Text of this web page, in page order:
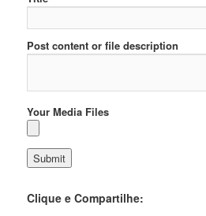
Post content or file description
Your Media Files
Clique e Compartilhe: